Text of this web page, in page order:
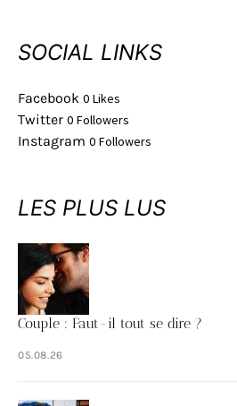
SOCIAL LINKS
Facebook 0 Likes
Twitter 0 Followers
Instagram 0 Followers
LES PLUS LUS
Couple : Faut-il tout se dire ?
05.08.26